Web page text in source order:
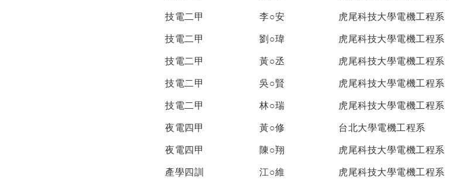
技電二甲 李○安 虎尾科技大學電機工程系
技電二甲 劉○瑋 虎尾科技大學電機工程系
技電二甲 黃○丞 虎尾科技大學電機工程系
技電二甲 吳○賢 虎尾科技大學電機工程系
技電二甲 林○瑞 虎尾科技大學電機工程系
夜電四甲 黃○修 台北大學電機工程系
夜電四甲 陳○翔 虎尾科技大學電機工程系
產學四訓 江○維 虎尾科技大學電機工程系